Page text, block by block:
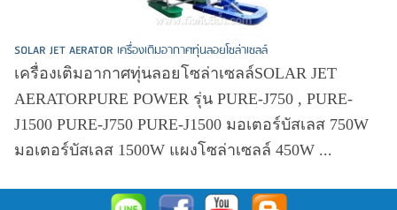
SOLAR JET AERATOR เครื่องเติมอากาศทุ่นลอยโซล่าเซลล์
เครื่องเติมอากาศทุ่นลอยโซล่าเซลล์SOLAR JET
AERATORPURE POWER รุ่น PURE-J750 , PURE-
J1500 PURE-J750 PURE-J1500 มอเตอร์บัสเลส 750W
มอเตอร์บัสเลส 1500W แผงโซล่าเซลล์ 450W ...